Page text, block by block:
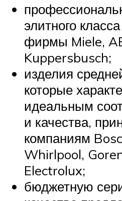
элитного
фирмы Miele,
Kuppersbusch;
изделия
которые
идеальным
и качества,
компаниям
Whirlpool,
Electrolux;
бюджетную